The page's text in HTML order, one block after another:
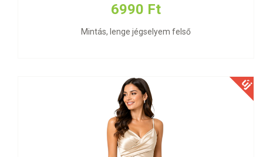
6990 Ft
Mintás, lenge jégselyem felső